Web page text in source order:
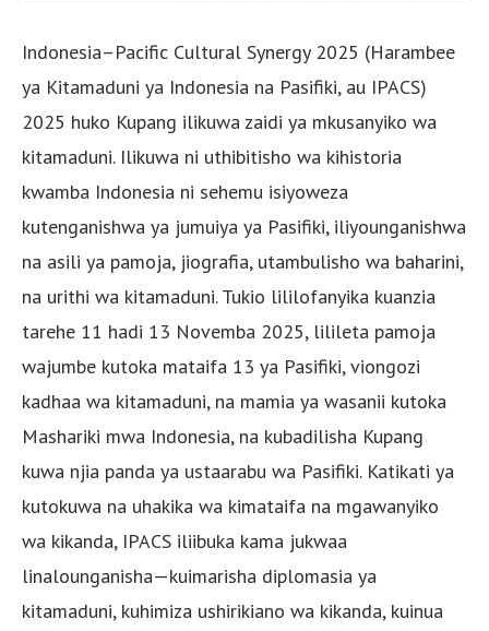
Indonesia–Pacific Cultural Synergy 2025 (Harambee
ya Kitamaduni ya Indonesia na Pasifiki, au IPACS)
2025 huko Kupang ilikuwa zaidi ya mkusanyiko wa
kitamaduni. Ilikuwa ni uthibitisho wa kihistoria
kwamba Indonesia ni sehemu isiyoweza
kutenganishwa ya jumuiya ya Pasifiki, iliyounganishwa
na asili ya pamoja, jiografia, utambulisho wa baharini,
na urithi wa kitamaduni. Tukio lililofanyika kuanzia
tarehe 11 hadi 13 Novemba 2025, lilileta pamoja
wajumbe kutoka mataifa 13 ya Pasifiki, viongozi
kadhaa wa kitamaduni, na mamia ya wasanii kutoka
Mashariki mwa Indonesia, na kubadilisha Kupang
kuwa njia panda ya ustaarabu wa Pasifiki. Katikati ya
kutokuwa na uhakika wa kimataifa na mgawanyiko
wa kikanda, IPACS iliibuka kama jukwaa
linalounganisha—kuimarisha diplomasia ya
kitamaduni, kuhimiza ushirikiano wa kikanda, kuinua